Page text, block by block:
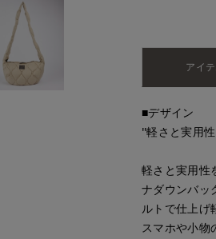
アイ
■デザイン
"軽さと実用
軽さと実用性
ナダウンバッ
ルトで仕上げ
スマホや小物